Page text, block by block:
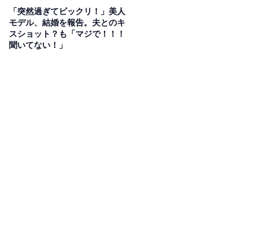
「突然過ぎてビックリ！」美人
モデル、結婚を報告。夫とのキ
スショット？も「マジで！！！
聞いてない！」